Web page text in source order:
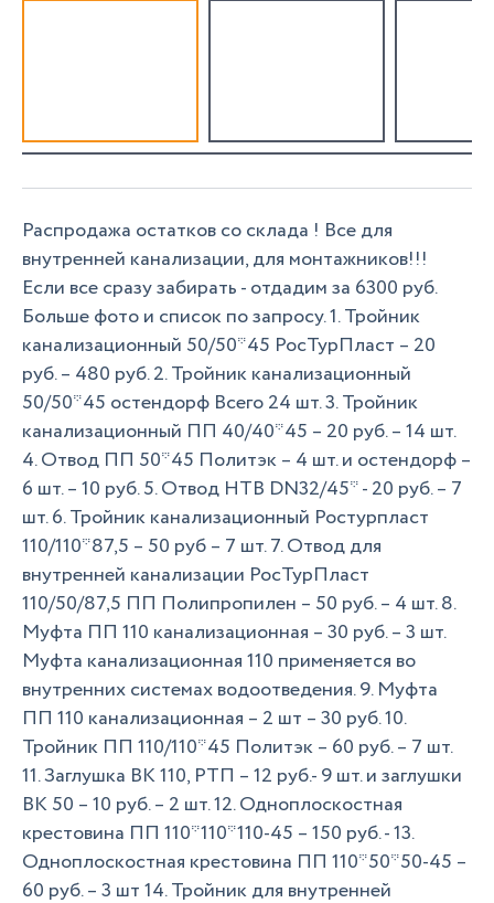
Распродажа остатков со склада ! Все для
внутренней канализации, для монтажников!!!
Если все сразу забирать - отдадим за 6300 руб.
Больше фото и список по запросу. 1. Тройник
канализационный 50/50*45 РосТурПласт – 20
руб. – 480 руб. 2. Тройник канализационный
50/50*45 остендорф Всего 24 шт. 3. Тройник
канализационный ПП 40/40*45 – 20 руб. – 14 шт.
4. Отвод ПП 50*45 Политэк – 4 шт. и остендорф –
6 шт. – 10 руб. 5. Отвод HTB DN32/45* - 20 руб. – 7
шт. 6. Тройник канализационный Ростурпласт
110/110*87,5 – 50 руб – 7 шт. 7. Отвод для
внутренней канализации РосТурПласт
110/50/87,5 ПП Полипропилен – 50 руб. – 4 шт. 8.
Муфта ПП 110 канализационная – 30 руб. – 3 шт.
Муфта канализационная 110 применяется во
внутренних системах водоотведения. 9. Муфта
ПП 110 канализационная – 2 шт – 30 руб. 10.
Тройник ПП 110/110*45 Политэк – 60 руб. – 7 шт.
11. Заглушка ВК 110, РТП – 12 руб.- 9 шт. и заглушки
ВК 50 – 10 руб. – 2 шт. 12. Одноплоскостная
крестовина ПП 110*110*110-45 – 150 руб. - 13.
Одноплоскостная крестовина ПП 110*50*50-45 –
60 руб. – 3 шт 14. Тройник для внутренней